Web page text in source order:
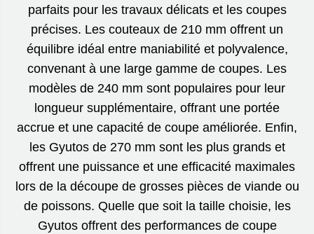
parfaits pour les travaux délicats et les coupes
précises. Les couteaux de 210 mm offrent un
équilibre idéal entre maniabilité et polyvalence,
convenant à une large gamme de coupes. Les
modèles de 240 mm sont populaires pour leur
longueur supplémentaire, offrant une portée
accrue et une capacité de coupe améliorée. Enfin,
les Gyutos de 270 mm sont les plus grands et
offrent une puissance et une efficacité maximales
lors de la découpe de grosses pièces de viande ou
de poissons. Quelle que soit la taille choisie, les
Gyutos offrent des performances de coupe